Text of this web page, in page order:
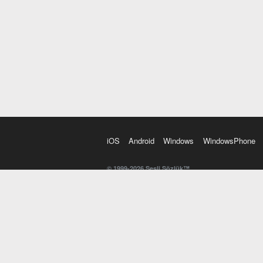
iOS Android Windows WindowsPhone
© 1999-2026 Sesli Sözlük™